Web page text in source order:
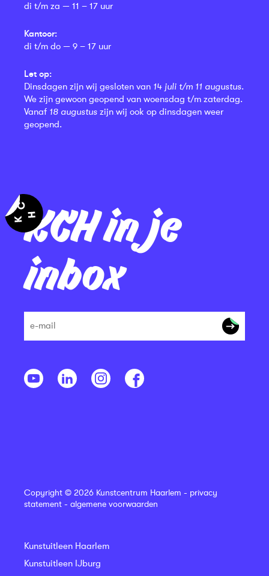
KCH in je
inbox
di t/m za — 11 – 17 uur
Kantoor:
di t/m do — 9 – 17 uur
Let op:
Dinsdagen zijn wij gesloten van 14 juli t/m 11 augustus.
We zijn gewoon geopend van woensdag t/m zaterdag.
Vanaf 18 augustus zijn wij ook op dinsdagen weer
geopend.
Copyright © 2026 Kunstcentrum Haarlem - privacy
statement - algemene voorwaarden
Kunstuitleen Haarlem
Kunstuitleen IJburg